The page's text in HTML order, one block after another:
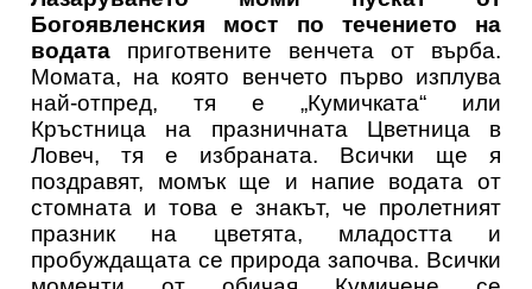
Богоявленския мост по течението на
водата приготвените венчета от върба.
Момата, на която венчето първо изплува
най-отпред, тя е „Кумичката“ или
Кръстница на празничната Цветница в
Ловеч, тя е избраната. Всички ще я
поздравят, момък ще и напие водата от
стомната и това е знакът, че пролетният
празник на цветята, младостта и
пробуждащата се природа започва. Всички